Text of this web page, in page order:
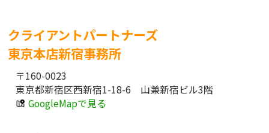
クライアントパートナーズ
東京本店新宿事務所
〒160-0023
東京都新宿区西新宿1-18-6 山兼新宿ビル3階
GoogleMapで見る